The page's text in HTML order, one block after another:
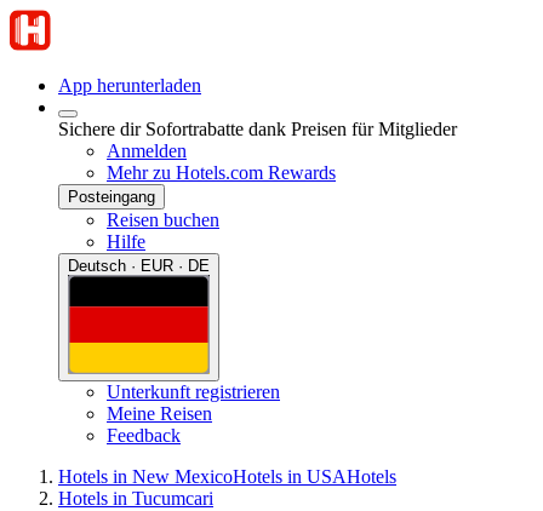
App herunterladen
Sichere dir Sofortrabatte dank Preisen für Mitglieder
Anmelden
Mehr zu Hotels.com Rewards
Posteingang
Reisen buchen
Hilfe
Deutsch · EUR · DE
Unterkunft registrieren
Meine Reisen
Feedback
Hotels in New MexicoHotels in USAHotels
Hotels in Tucumcari